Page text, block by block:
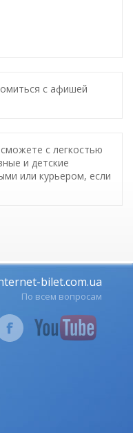
с афишей
с легкостью
и детские
или курьером, если
bilet.com.ua
По всем вопросам